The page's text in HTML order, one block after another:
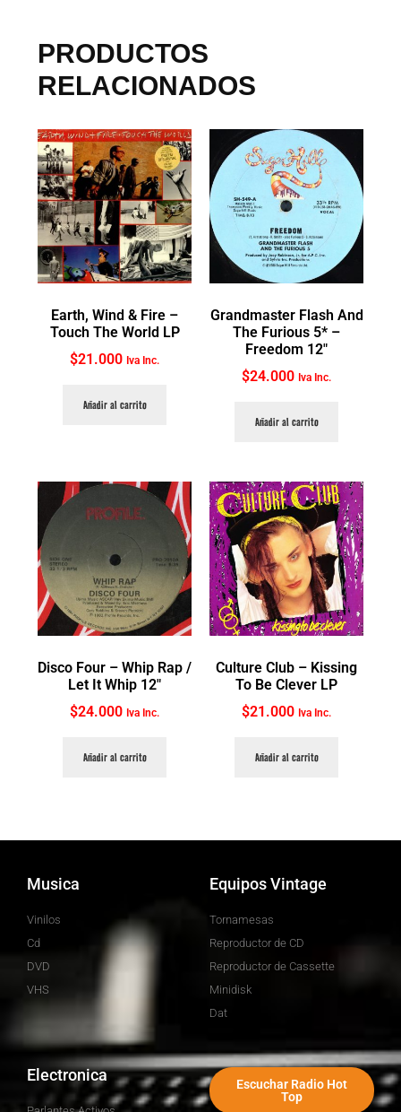
PRODUCTOS
RELACIONADOS
Earth, Wind & Fire ‎–
Touch The World LP
$21.000 Iva Inc.
Añadir al carrito
Grandmaster Flash And
The Furious 5* ‎–
Freedom 12″
$24.000 Iva Inc.
Añadir al carrito
Disco Four ‎– Whip Rap /
Let It Whip 12″
$24.000 Iva Inc.
Añadir al carrito
Culture Club ‎– Kissing
To Be Clever LP
$21.000 Iva Inc.
Añadir al carrito
Musica
Vinilos
Cd
DVD
VHS
Equipos Vintage
Tornamesas
Reproductor de CD
Reproductor de Cassette
Minidisk
Dat
Electronica
Escuchar Radio Hot
Top